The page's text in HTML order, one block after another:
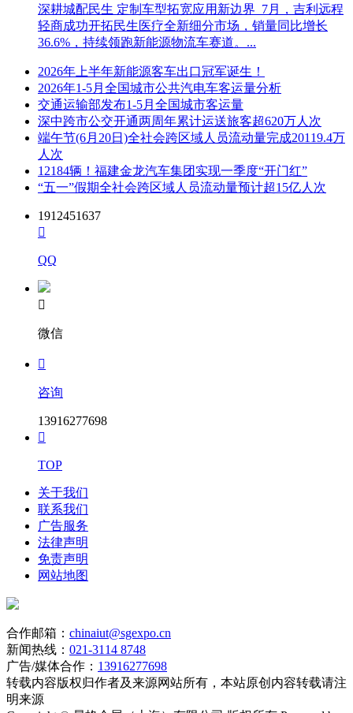
深耕城配民生 定制车型拓宽应用新边界 7月，吉利远程
轻商成功开拓民生医疗全新细分市场，销量同比增长
36.6%，持续领跑新能源物流车赛道。...
2026年上半年新能源客车出口冠军诞生！
2026年1-5月全国城市公共汽电车客运量分析
交通运输部发布1-5月全国城市客运量
深中跨市公交开通两周年累计运送旅客超620万人次
端午节(6月20日)全社会跨区域人员流动量完成20119.4万
人次
12184辆！福建金龙汽车集团实现一季度“开门红”
“五一”假期全社会跨区域人员流动量预计超15亿人次
1912451637

QQ

微信

咨询
13916277698

TOP
关于我们
联系我们
广告服务
法律声明
免责声明
网站地图
合作邮箱： chinaiut@sgexpo.cn
新闻热线： 021-3114 8748
广告/媒体合作： 13916277698
转载内容版权归作者及来源网站所有，本站原创内容转载请注
明来源